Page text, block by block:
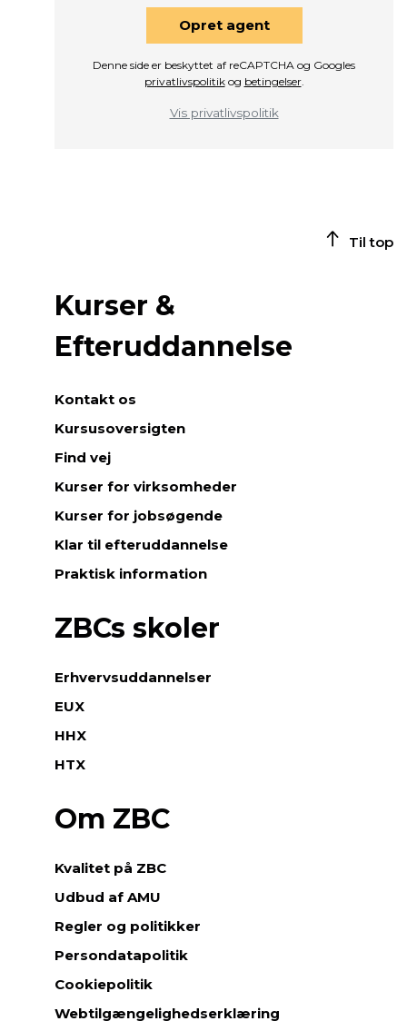
Opret agent
Denne side er beskyttet af reCAPTCHA og Googles
privatlivspolitikog betingelser.
Vis privatlivspolitik
Til top
Kurser &
Efteruddannelse
Kontakt os
Kursusoversigten
Find vej
Kurser for virksomheder
Kurser for jobsøgende
Klar til efteruddannelse
Praktisk information
ZBCs skoler
Erhvervsuddannelser
EUX
HHX
HTX
Om ZBC
Kvalitet på ZBC
Udbud af AMU
Regler og politikker
Persondatapolitik
Cookiepolitik
Webtilgængelighedserklæring